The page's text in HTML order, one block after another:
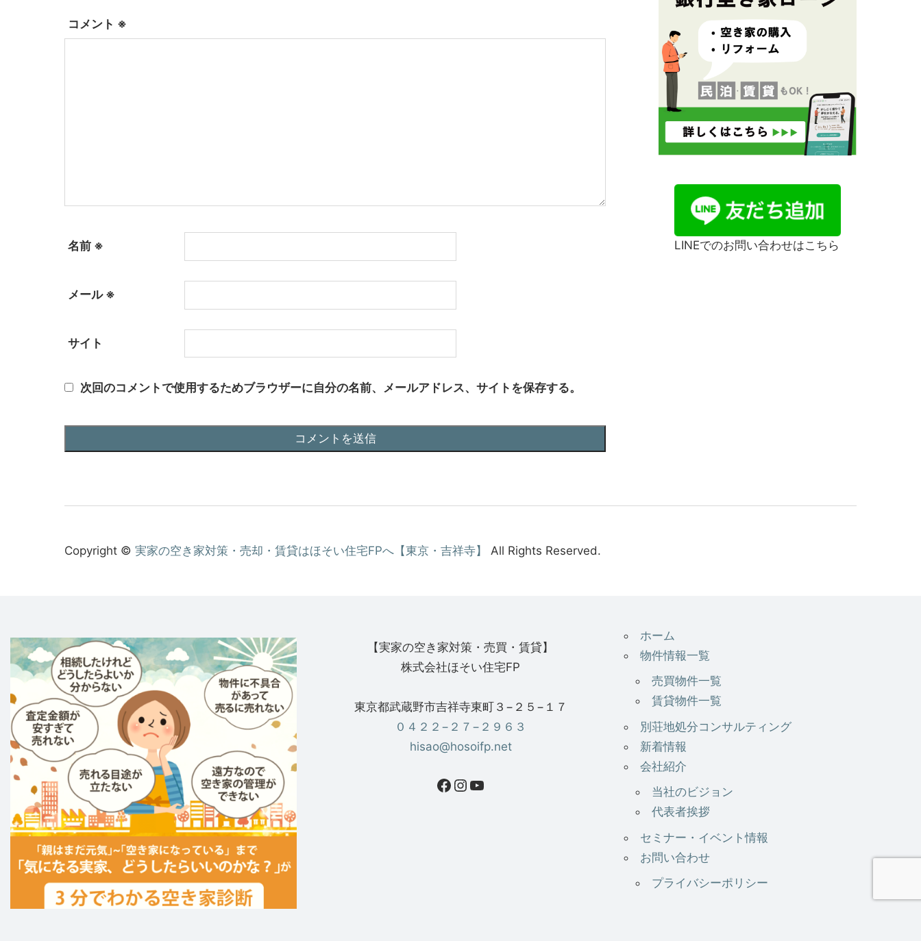
コメント ※
名前 ※
メール ※
サイト
次回のコメントで使用するためブラウザーに自分の名前、メールアドレス、サイトを保存する。
LINEでのお問い合わせはこちら
Copyright ©実家の空き家対策・売却・賃貸はほそい住宅FPへ【東京・吉祥寺】 All Rights Reserved.
【実家の空き家対策・売買・賃貸】
株式会社ほそい住宅FP
東京都武蔵野市吉祥寺東町３−２５−１７
０４２２−２７−２９６３
hisao@hosoifp.net
ホーム
物件情報一覧
売買物件一覧
賃貸物件一覧
別荘地処分コンサルティング
新着情報
会社紹介
当社のビジョン
代表者挨拶
セミナー・イベント情報
お問い合わせ
プライバシーポリシー